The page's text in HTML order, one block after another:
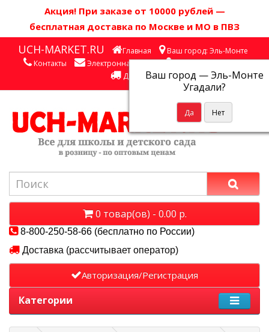
Акция! При заказе от 10000 рублей —
бесплатная доставка по Москве и МО в ПВЗ
UCH-MARKET.RU Главная Ваш город: Эль-Монте
Ваш город —Эль-Монте
Угадали?
Контакты Электронная почта
Личный кабинет
Доставка
0 товар(ов) - 0.00 р.
8-800-250-58-66 (бесплатно по России)
Доставка (рассчитывает оператор)
Авторизация/Регистрация
Категории